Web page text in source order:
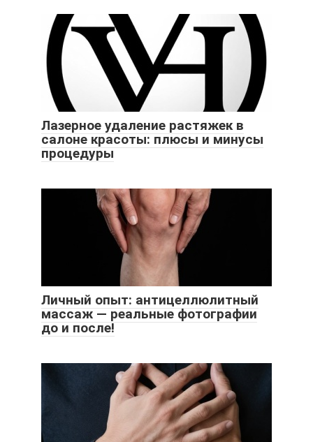
Лазерное удаление растяжек в
салоне красоты: плюсы и минусы
процедуры
Личный опыт: антицеллюлитный
массаж — реальные фотографии
до и после!